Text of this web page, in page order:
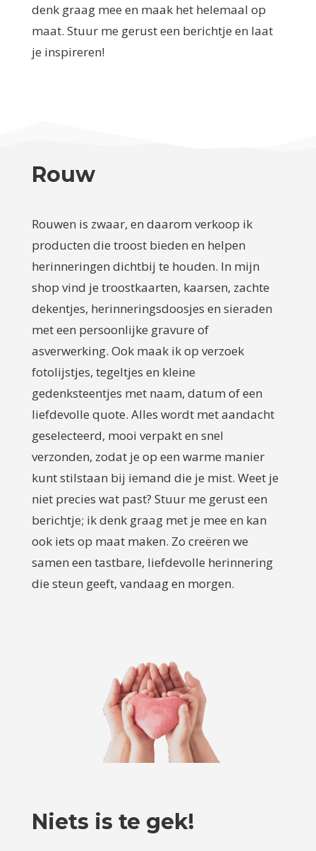
denk graag mee en maak het helemaal op
maat. Stuur me gerust een berichtje en laat
je inspireren!
Rouw
Rouwen is zwaar, en daarom verkoop ik
producten die troost bieden en helpen
herinneringen dichtbij te houden. In mijn
shop vind je troostkaarten, kaarsen, zachte
dekentjes, herinneringsdoosjes en sieraden
met een persoonlijke gravure of
asverwerking. Ook maak ik op verzoek
fotolijstjes, tegeltjes en kleine
gedenksteentjes met naam, datum of een
liefdevolle quote. Alles wordt met aandacht
geselecteerd, mooi verpakt en snel
verzonden, zodat je op een warme manier
kunt stilstaan bij iemand die je mist. Weet je
niet precies wat past? Stuur me gerust een
berichtje; ik denk graag met je mee en kan
ook iets op maat maken. Zo creëren we
samen een tastbare, liefdevolle herinnering
die steun geeft, vandaag en morgen.
Niets is te gek!